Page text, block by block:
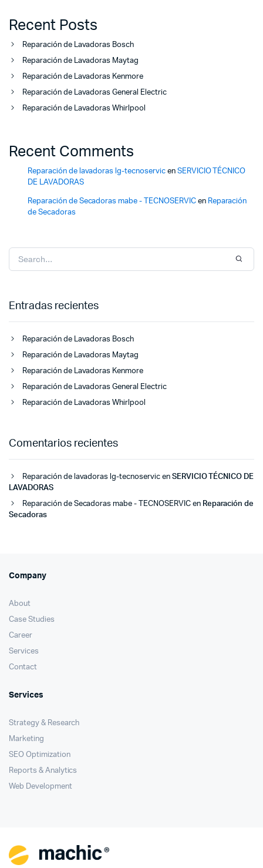
Recent Posts
Reparación de Lavadoras Bosch
Reparación de Lavadoras Maytag
Reparación de Lavadoras Kenmore
Reparación de Lavadoras General Electric
Reparación de Lavadoras Whirlpool
Recent Comments
Reparación de lavadoras lg-tecnoservicen SERVICIO TÉCNICO
DE LAVADORAS
Reparación de Secadoras mabe - TECNOSERVICen Reparación
de Secadoras
Entradas recientes
Reparación de Lavadoras Bosch
Reparación de Lavadoras Maytag
Reparación de Lavadoras Kenmore
Reparación de Lavadoras General Electric
Reparación de Lavadoras Whirlpool
Comentarios recientes
Reparación de lavadoras lg-tecnoservicen SERVICIO TÉCNICO DE
LAVADORAS
Reparación de Secadoras mabe - TECNOSERVICen Reparación de
Secadoras
Company
About
Case Studies
Career
Services
Contact
Services
Strategy & Research
Marketing
SEO Optimization
Reports & Analytics
Web Development